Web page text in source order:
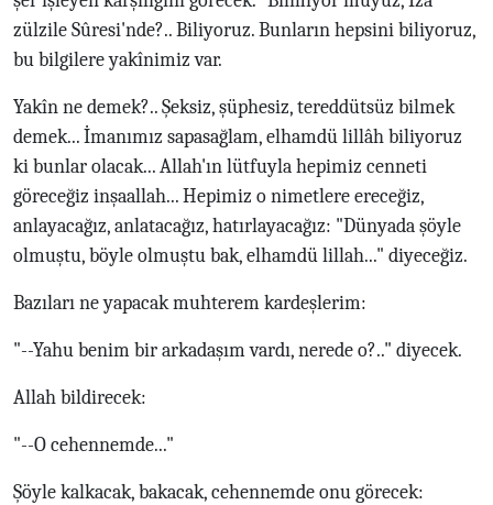
zülzile Sûresi'nde?.. Biliyoruz. Bunların hepsini biliyoruz,
bu bilgilere yakînimiz var.
Yakîn ne demek?.. Şeksiz, şüphesiz, tereddütsüz bilmek
demek... İmanımız sapasağlam, elhamdü lillâh biliyoruz
ki bunlar olacak... Allah'ın lütfuyla hepimiz cenneti
göreceğiz inşaallah... Hepimiz o nimetlere ereceğiz,
anlayacağız, anlatacağız, hatırlayacağız: "Dünyada şöyle
olmuştu, böyle olmuştu bak, elhamdü lillah..." diyeceğiz.
Bazıları ne yapacak muhterem kardeşlerim:
"--Yahu benim bir arkadaşım vardı, nerede o?.." diyecek.
Allah bildirecek:
"--O cehennemde..."
Şöyle kalkacak, bakacak, cehennemde onu görecek: